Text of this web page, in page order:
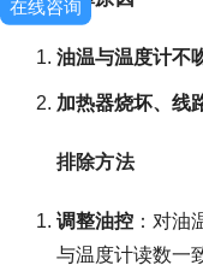
油温与温度计不
加热器烧坏、线
排除方法
调整油控 ：对油
与温度计读数一
在线咨询